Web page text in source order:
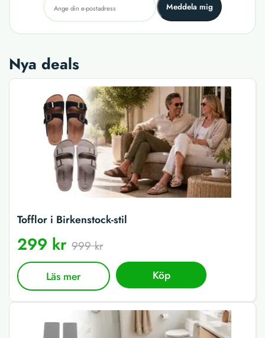
Meddela mig
Nya deals
Tofflor i Birkenstock-stil
299 kr 999 kr
Läs mer Köp